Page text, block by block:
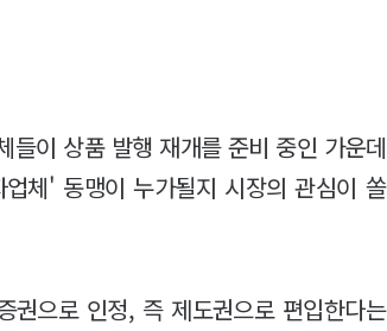
들이 상품 발행 재개를 준비 중인 가운데
체' 동맹이 누가될지 시장의 관심이 쏠
권으로 인정, 즉 제도권으로 편입한다는